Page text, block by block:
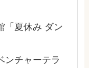
「夏休み ダン
ンチャーテラ